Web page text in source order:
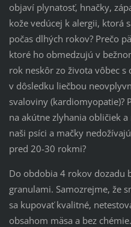
objaví plynatosť, hnačky,
kože vedúcej k alergii, ktorá
počas dlhých rokov? Prečo
ktoré ho obmedzujú v
rok neskôr zo života vôbec s
v dôsledku liečbou
svaloviny (kardiomyopatie)?
na akútne zlyhania obličiek
naši psíci a mačky
pred 20-30 rokmi?
Do obdobia 4 rokov dozadu
granulami. Samozrejme, že
sa kupovať kvalitné,
obsahom mäsa a bez